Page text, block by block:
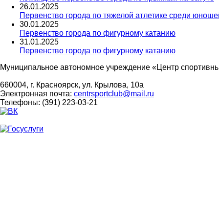
26.01.2025
Первенство города по тяжелой атлетике среди
30.01.2025
Первенство города по фигурному катанию
31.01.2025
Первенство города по фигурному катанию
Муниципальное автономное учреждение «Центр
660004, г. Красноярск, ул. Крылова, 10а
Электронная почта: centrsportclub@mail.ru
Телефоны: (391) 223-03-21